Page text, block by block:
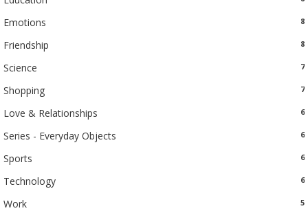
Emotions 8
Friendship 8
Science 7
Shopping 7
Love & Relationships 6
Series - Everyday Objects 6
Sports 6
Technology 6
Work 5